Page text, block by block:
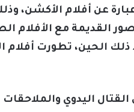
عن أفلام الأكشن،
القديمة مع الأفلام
ذلك الحين، تطورت
اليدوي والملاحقات